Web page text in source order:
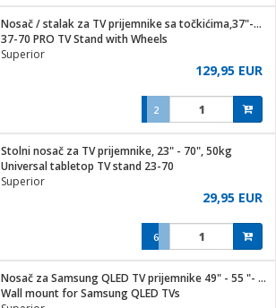
Nosač / stalak za TV prijemnike sa točkićima,37"-70",50 kg
37-70 PRO TV Stand with Wheels
Superior
129,95 EUR
2
Stolni nosač za TV prijemnike, 23" - 70", 50kg
Universal tabletop TV stand 23-70
Superior
29,95 EUR
6
Nosač za Samsung QLED TV prijemnike 49" - 55 "- 65", 50 kg.
Wall mount for Samsung QLED TVs